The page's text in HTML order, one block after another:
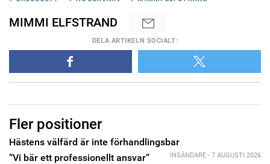
MIMMI ELFSTRAND
DELA ARTIKELN SOCIALT:
Fler positioner
Hästens välfärd är inte förhandlingsbar
INSÄNDARE - 7 AUGUSTI 2026
”Vi bär ett professionellt ansvar”